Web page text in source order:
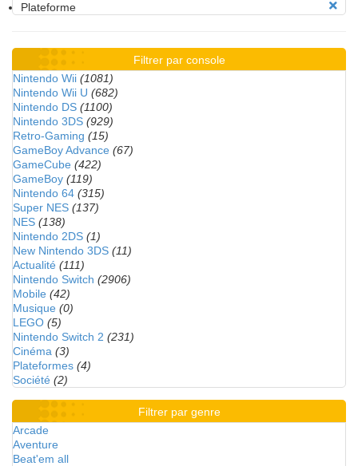
Plateforme
Filtrer par console
Nintendo Wii (1081)
Nintendo Wii U (682)
Nintendo DS (1100)
Nintendo 3DS (929)
Retro-Gaming (15)
GameBoy Advance (67)
GameCube (422)
GameBoy (119)
Nintendo 64 (315)
Super NES (137)
NES (138)
Nintendo 2DS (1)
New Nintendo 3DS (11)
Actualité (111)
Nintendo Switch (2906)
Mobile (42)
Musique (0)
LEGO (5)
Nintendo Switch 2 (231)
Cinéma (3)
Plateformes (4)
Société (2)
Filtrer par genre
Arcade
Aventure
Beat'em all